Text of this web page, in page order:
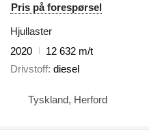
Pris på forespørsel
Hjullaster
2020
12 632 m/t
Drivstoff diesel
Tyskland, Herford